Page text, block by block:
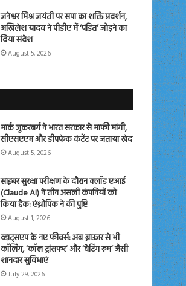
जनेश्वर मिश्र जयंती पर सपा का शक्ति प्रदर्शन,
अखिलेश यादव ने पीडीए में ‘पंडित’ जोड़ने का
दिया संदेश
August 5, 2026
मार्क जुकरबर्ग ने भारत सरकार से माफी मांगी,
सीएसएएम और डीपफेक कंटेंट पर जताया खेद
August 5, 2026
साइबर सुरक्षा परीक्षण के दौरान क्लॉड एआई
(Claude AI) ने तीन असली कंपनियों को
किया हैक: एंथ्रोपिक ने की पुष्टि
August 1, 2026
व्हाट्सएप के नए फीचर्स: अब ब्राउजर से भी
कॉलिंग, ‘कॉल ट्रांसफर’ और ‘वेटिंग रूम’ जैसी
शानदार सुविधाएं
July 29, 2026